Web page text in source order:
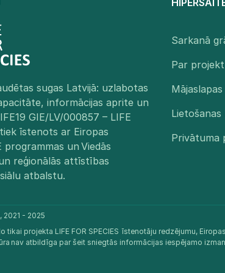
sugas Latvijā: uzlabotas
informācijas aprite un
GIE/LV/000857 – LIFE
īstenots ar Eiropas
programmas un Viedās
reģionālās attīstības
atbalstu.​
Sarkanā
Par
Privātuma
2021 - 2025
tikai projekta LIFE FOR SPECIES īstenotāju redzējumu,
nav atbildīga par šeit sniegtās informācijas iespējamo